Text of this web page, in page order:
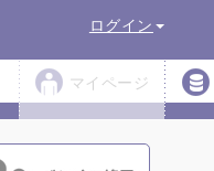
ログイン
マイページ